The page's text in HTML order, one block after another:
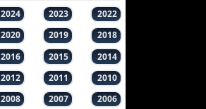
2024 2023
2022
2020 2019
2018
2016 2015
2014
2012 2011
2010
2008 2007
2006